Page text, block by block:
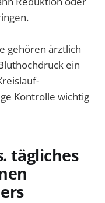
gehören ärztlich
ein
Kontrolle wichtig
tägliches